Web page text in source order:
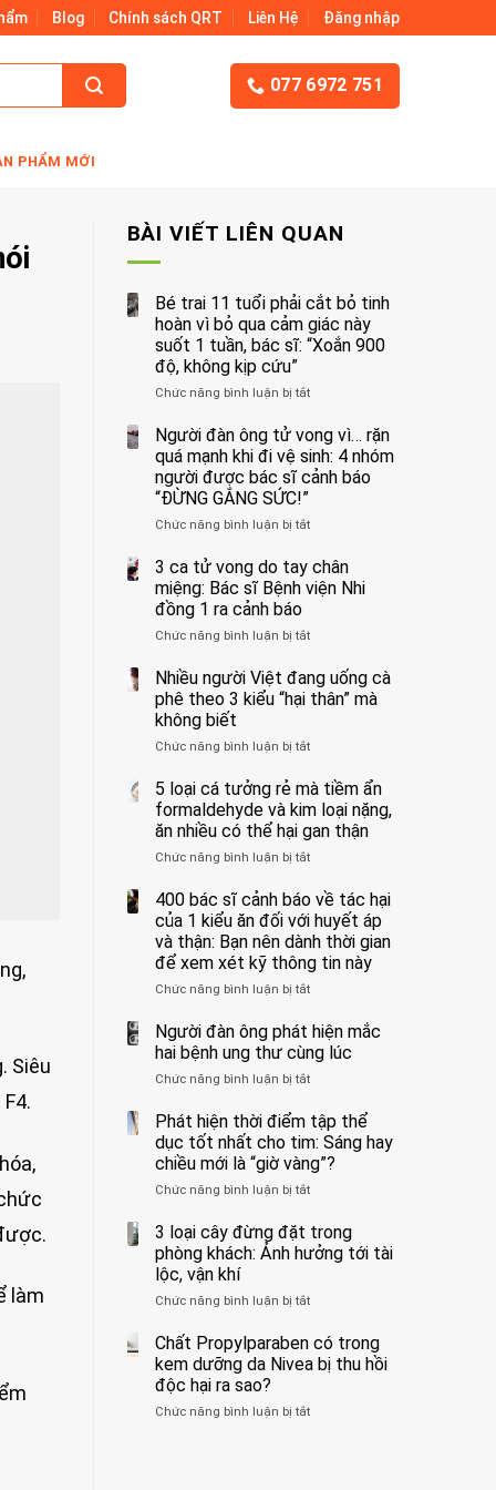
Blog Chính sách QRT Liên Hệ Đăng nhập
077 6972 751
PHẨM MỚI
Siêu
làm
BÀI VIẾT LIÊN QUAN
Bé trai 11 tuổi phải cắt bỏ tinh
hoàn vì bỏ qua cảm giác này
suốt 1 tuần, bác sĩ: “Xoắn 900
độ, không kịp cứu”
Chức năng bình luận bị tắtở
trai
11
tuổi
phải
bỏ
hoàn
vì
bỏ
cảm
này
suốt
bác
“Xoắn
900
độ,
không
kịp
Người đàn ông tử vong vì… rặn
quá mạnh khi đi vệ sinh: 4 nhóm
người được bác sĩ cảnh báo
“ĐỪNG GẮNG SỨC!”
Chức năng bình luận bị tắtở
đàn
ông
vì…
quá
mạnh
vệ
4
nhóm
người
được
bác
cảnh
báo
“ĐỪNG
GẮNG
SỨC!”
3 ca tử vong do tay chân
miệng: Bác sĩ Bệnh viện Nhi
đồng 1 ra cảnh báo
Chức năng bình luận bị tắtở
ca
tử
tay
miệng:
Bác
Bệnh
viện
đồng
1
ra
cảnh
báo
Nhiều người Việt đang uống cà
phê theo 3 kiểu “hại thân” mà
không biết
Chức năng bình luận bị tắtở
người
Việt
đang
uống
cà
theo
3
kiểu
“hại
thân”
mà
biết
5 loại cá tưởng rẻ mà tiềm ẩn
formaldehyde và kim loại nặng,
ăn nhiều có thể hại gan thận
Chức năng bình luận bị tắtở
loại
cá
tưởng
rẻ
mà
tiềm
formaldehyde
kim
loại
ăn
nhiều
có
thể
hại
thận
400 bác sĩ cảnh báo về tác hại
của 1 kiểu ăn đối với huyết áp
và thận: Bạn nên dành thời gian
để xem xét kỹ thông tin này
Chức năng bình luận bị tắtở
bác
cảnh
báo
tác
hại
của
1
kiểu
đối
với
và
Bạn
nên
Người đàn ông phát hiện mắc
hai bệnh ung thư cùng lúc
Chức năng bình luận bị tắtở
đàn
ông
phát
hiện
mắc
bệnh
ung
lúc
Phát hiện thời điểm tập thể
dục tốt nhất cho tim: Sáng hay
chiều mới là “giờ vàng”?
Chức năng bình luận bị tắtở
hiện
thời
điểm
thể
tốt
nhất
cho
Sáng
3 loại cây đừng đặt trong
phòng khách: Ảnh hưởng tới tài
lộc, vận khí
Chức năng bình luận bị tắtở
loại
cây
đừng
trong
Chất Propylparaben có trong
kem dưỡng da Nivea bị thu hồi
độc hại ra sao?
Chức năng bình luận bị tắtở